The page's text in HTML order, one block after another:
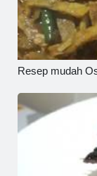
Resep mudah